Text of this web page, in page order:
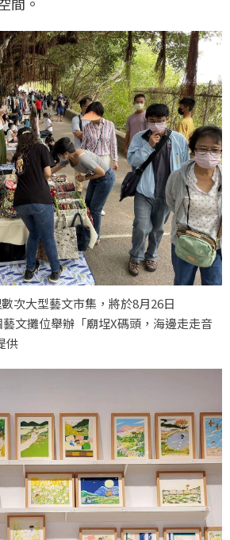
次大型藝文市集，將於8月26日
藝文攤位舉辦「廟埕X碼頭，海邊走走音
供